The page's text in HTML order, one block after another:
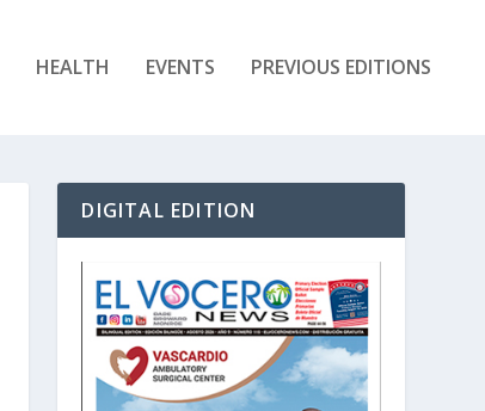
HEALTH EVENTS PREVIOUS EDITIONS
DIGITAL EDITION